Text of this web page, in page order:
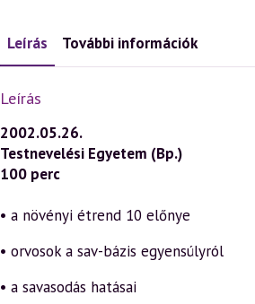
Leírás További információk
Leírás
2002.05.26.
Testnevelési Egyetem (Bp.)
100 perc
• a növényi étrend 10 előnye
• orvosok a sav-bázis egyensúlyról
• a savasodás hatásai